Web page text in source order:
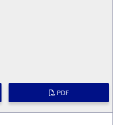
PDF